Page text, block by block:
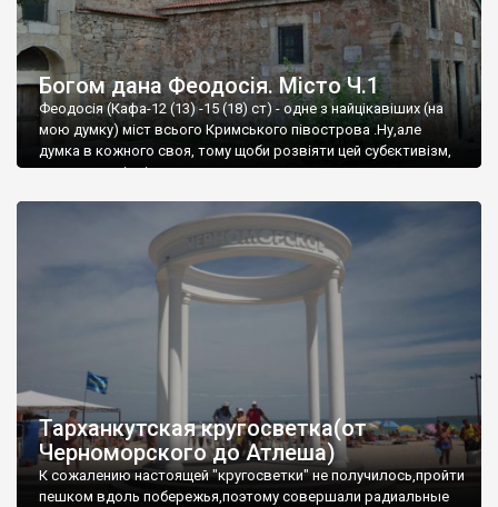
Богом дана Феодосія. Місто Ч.1
Феодосія (Кафа-12 (13) -15 (18) ст) - одне з найцікавіших (на
мою думку) міст всього Кримського півострова .Ну,але
думка в кожного своя, тому щоби розвіяти цей субєктивізм,
запрошую відвідати це
Тарханкутская кругосветка(от
Черноморского до Атлеша)
К сожалению настоящей "кругосветки" не получилось,пройти
пешком вдоль побережья,поэтому совершали радиальные